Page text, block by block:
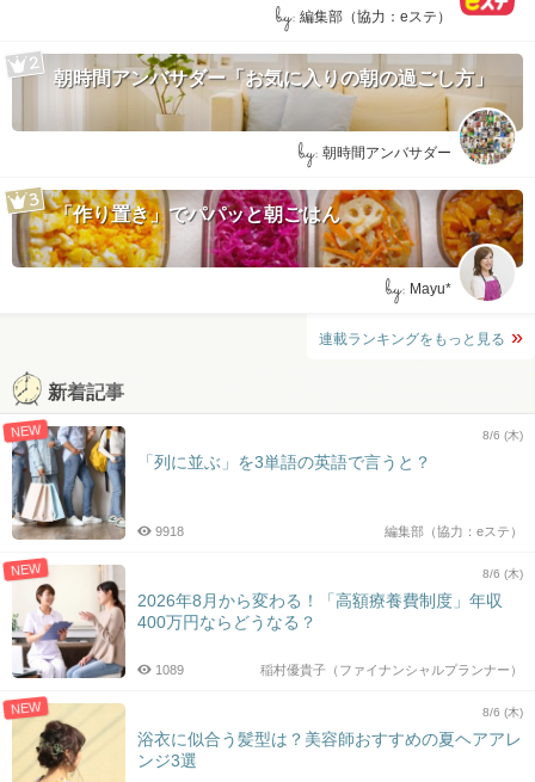
by: 編集部（協力：eステ）
朝時間アンバサダー「お気に入りの朝の過ごし方」
by: 朝時間アンバサダー
「作り置き」でパパッと朝ごはん
by: Mayu*
連載ランキングをもっと見る
新着記事
NEW 8/6 (木)
「列に並ぶ」を3単語の英語で言うと？
編集部（協力：eステ）
9918
NEW 8/6 (木)
2026年8月から変わる！「高額療養費制度」年収
400万円ならどうなる？
稲村優貴子（ファイナンシャルプランナー）
1089
NEW 8/6 (木)
浴衣に似合う髪型は？美容師おすすめの夏ヘアアレ
ンジ3選